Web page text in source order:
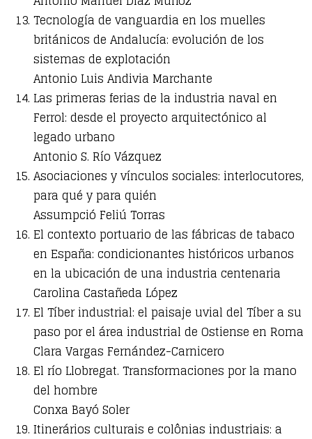
Tecnología de vanguardia en los muelles
británicos de Andalucía: evolución de los
sistemas de explotación
Antonio Luis Andivia Marchante
Las primeras ferias de la industria naval en
Ferrol: desde el proyecto arquitectónico al
legado urbano
Antonio S. Río Vázquez
Asociaciones y vínculos sociales: interlocutores,
para qué y para quién
Assumpció Feliú Torras
El contexto portuario de las fábricas de tabaco
en España: condicionantes históricos urbanos
en la ubicación de una industria centenaria
Carolina Castañeda López
El Tíber industrial: el paisaje uvial del Tíber a su
paso por el área industrial de Ostiense en Roma
Clara Vargas Fernández-Carnicero
El río Llobregat. Transformaciones por la mano
del hombre
Conxa Bayó Soler
Itinerários culturais e colônias industriais: a